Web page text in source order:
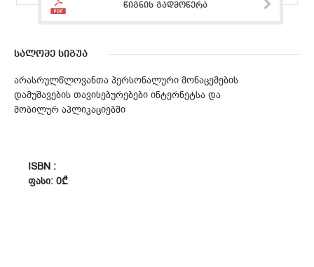
წიგნის გადმოწერა
სალომე სიგუა
არასრულწლოვანთა პერსონალური მონაცემების
დამუშავების თავისებურებები ინტერნეტსა და
მობილურ აპლიკაციებში
ISBN :
ᲤᲐᲡᲘ: 0₾